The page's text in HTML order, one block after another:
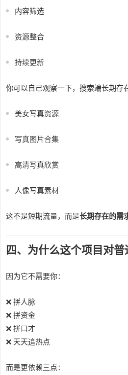
内容筛选
资源整合
持续更新
你可以自己观察一下，搜索端长期存
美女写真资源
写真图片合集
高清写真欣赏
人像写真素材
这不是短期流量，而是长期存在的需
四、为什么这个项目对普
因为它不需要你：
❌ 拼人脉
❌ 拼资金
❌ 拼口才
❌ 天天追热点
而是更依赖三点：